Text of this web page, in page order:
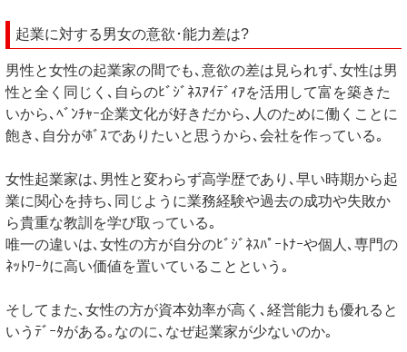
起業に対する男女の意欲･能力差は?
男性と女性の起業家の間でも､意欲の差は見られず､女性は男
性と全く同じく､自らのﾋﾞｼﾞﾈｽｱｲﾃﾞｨｱを活用して富を築きた
いから､ﾍﾞﾝﾁｬｰ企業文化が好きだから､人のために働くことに
飽き､自分がﾎﾞｽでありたいと思うから､会社を作っている｡
女性起業家は､男性と変わらず高学歴であり､早い時期から起
業に関心を持ち､同じように業務経験や過去の成功や失敗か
ら貴重な教訓を学び取っている｡
唯一の違いは､女性の方が自分のﾋﾞｼﾞﾈｽﾊﾟｰﾄﾅｰや個人､専門の
ﾈｯﾄﾜｰｸに高い価値を置いていることという｡
そしてまた､女性の方が資本効率が高く､経営能力も優れると
いうﾃﾞｰﾀがある｡なのに､なぜ起業家が少ないのか｡